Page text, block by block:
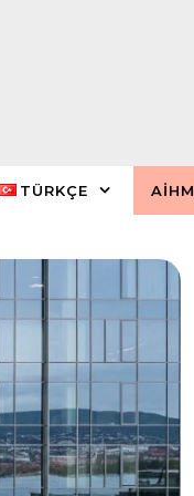
TÜRKÇE